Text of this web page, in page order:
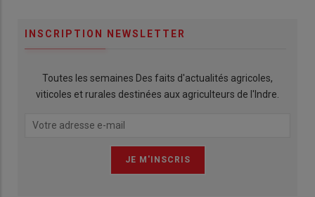
INSCRIPTION NEWSLETTER
Toutes les semaines Des faits d'actualités agricoles,
viticoles et rurales destinées aux agriculteurs de l'Indre.